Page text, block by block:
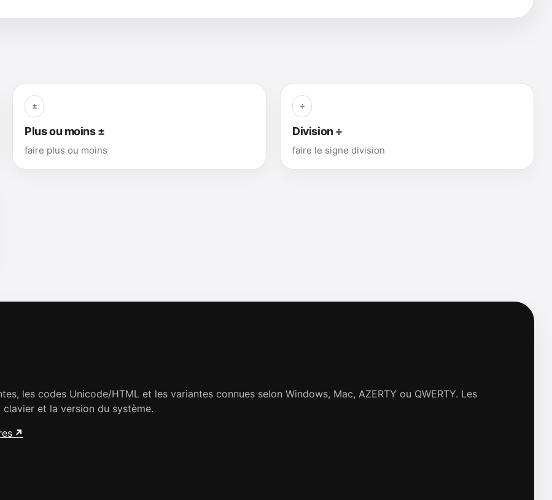
±
Plus ou moins ±
faire plus ou moins
÷
Division ÷
faire le signe division
les codes Unicode/HTML et les variantes connues selon Windows, Mac, AZERTY ou QWERTY. Les
et la version du système.